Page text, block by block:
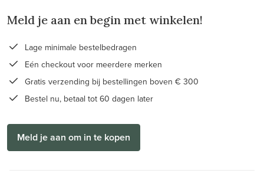
Meld je aan en begin met winkelen!
Lage minimale bestelbedragen
Eén checkout voor meerdere merken
Gratis verzending bij bestellingen boven € 300
Bestel nu, betaal tot 60 dagen later
Meld je aan om in te kopen